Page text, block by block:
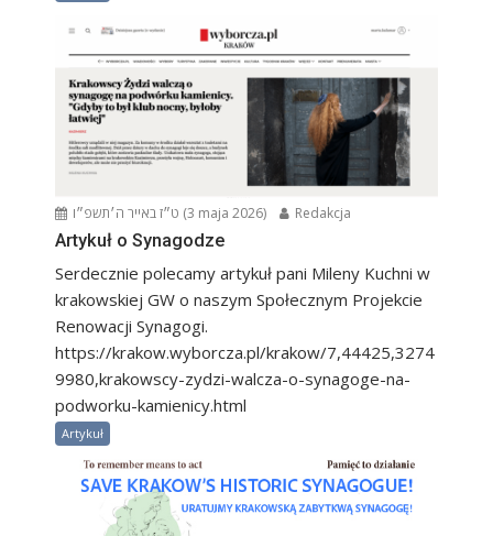
ט״ז באייר ה׳תשפ״ו (3 maja 2026) Redakcja
Artykuł o Synagodze
Serdecznie polecamy artykuł pani Mileny Kuchni w
krakowskiej GW o naszym Społecznym Projekcie
Renowacji Synagogi.
https://krakow.wyborcza.pl/krakow/7,44425,3274
9980,krakowscy-zydzi-walcza-o-synagoge-na-
podworku-kamienicy.html
Artykuł